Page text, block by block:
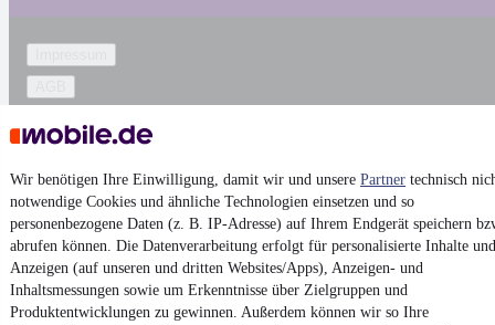
Wir benötigen Ihre Einwilligung, damit wir und unsere Partner technisch
notwendige Cookies und ähnliche Technologien einsetzen und so
personenbezogene Daten (z. B. IP-Adresse) auf Ihrem Endgerät speichern
abrufen können. Die Datenverarbeitung erfolgt für personalisierte Inhalte und
Anzeigen (auf unseren und dritten Websites/Apps), Anzeigen- und
Inhaltsmessungen sowie um Erkenntnisse über Zielgruppen und
Produktentwicklungen zu gewinnen. Außerdem können wir so Ihre
Datenschutzeinstellungen
Erklärung zur Barrierefreiheit
Report Security Vulnerability (English)
Powered by